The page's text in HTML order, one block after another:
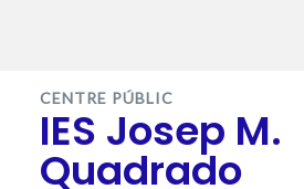
CENTRE PÚBLIC
IES Josep M.
Quadrado